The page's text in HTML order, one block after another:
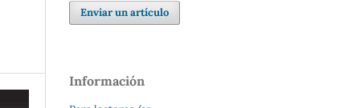
Enviar un artículo
Información